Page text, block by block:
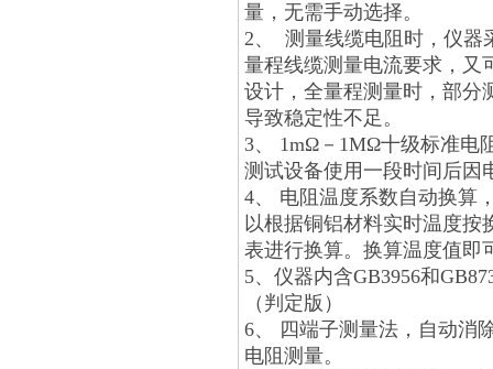
量，无需手动选择。
2、 测量线缆电阻时，仪器
量程线缆测量电流要求，又
设计，全量程测量时，部分
导致稳定性不足。
3、 1mΩ－1MΩ十级标准电
测试设备使用一段时间后因
4、 电阻温度系数自动换算
以根据铜铝材料实时温度
表进行换算。换算温度值即
5、 仪器内含GB3956和
（判定版）
6、 四端子测量法，自动消
电阻测量。